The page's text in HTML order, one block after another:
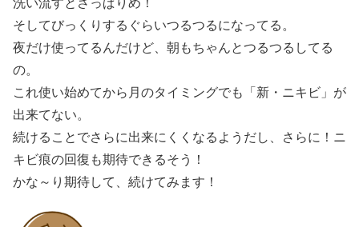
そしてびっくりするぐらいつるつるになってる。
夜だけ使ってるんだけど、朝もちゃんとつるつるしてる
の。
これ使い始めてから月のタイミングでも「新・ニキビ」が
出来てない。
続けることでさらに出来にくくなるようだし、さらに！ニ
キビ痕の回復も期待できるそう！
かな～り期待して、続けてみます！